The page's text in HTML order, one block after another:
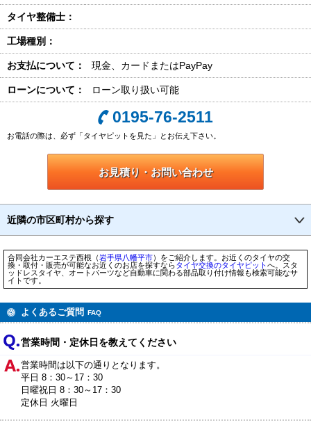
タイヤ整備士：
工場種別：
お支払について： 現金、カードまたはPayPay
ローンについて： ローン取り扱い可能
0195-76-2511
お電話の際は、必ず「タイヤピットを見た」とお伝え下さい。
お見積り・お問い合わせ
近隣の市区町村から探す
合同会社カーエステ西根（岩手県八幡平市）をご紹介します。お近くのタイヤの交
換・取付・販売が可能なお近くのお店を探すならタイヤ交換のタイヤピットへ。スタ
ッドレスタイヤ、オートパーツなど自動車に関わる部品取り付け情報も検索可能なサ
イトです。
よくあるご質問 FAQ
営業時間・定休日を教えてください
営業時間は以下の通りとなります。
平日 8：30～17：30
日曜祝日 8：30～17：30
定休日 火曜日